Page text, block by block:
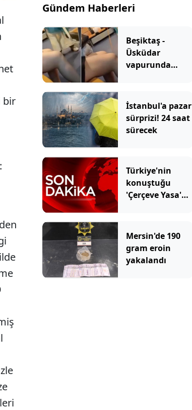
bir
Gündem Haberleri
Beşiktaş -
Üsküdar
vapurunda
giyen genç kıza
bastonla vurdu
İstanbul'a pazar
sürprizi! 24 saat
sürecek
Türkiye'nin
konuştuğu
'Çerçeve Yasa'
Mersin'de 190
gram eroin
yakalandı